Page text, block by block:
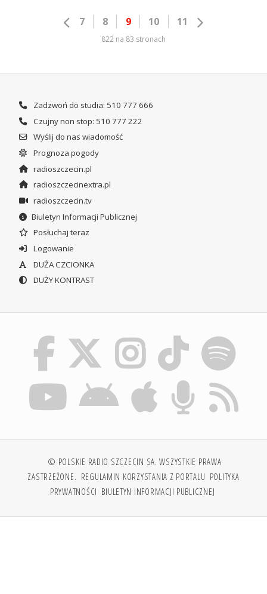
7 8 9 10 11
822 na 83 stronach
Zadzwoń do studia: 510 777 666
Czujny non stop: 510 777 222
Wyślij do nas wiadomość
Prognoza pogody
radioszczecin.pl
radioszczecinextra.pl
radioszczecin.tv
Biuletyn Informacji Publicznej
Posłuchaj teraz
Logowanie
DUŻA CZCIONKA
DUŻY KONTRAST
© POLSKIE RADIO SZCZECIN SA. WSZYSTKIE PRAWA
ZASTRZEŻONE. REGULAMIN KORZYSTANIA Z PORTALU POLITYKA
PRYWATNOŚCI BIULETYN INFORMACJI PUBLICZNEJ